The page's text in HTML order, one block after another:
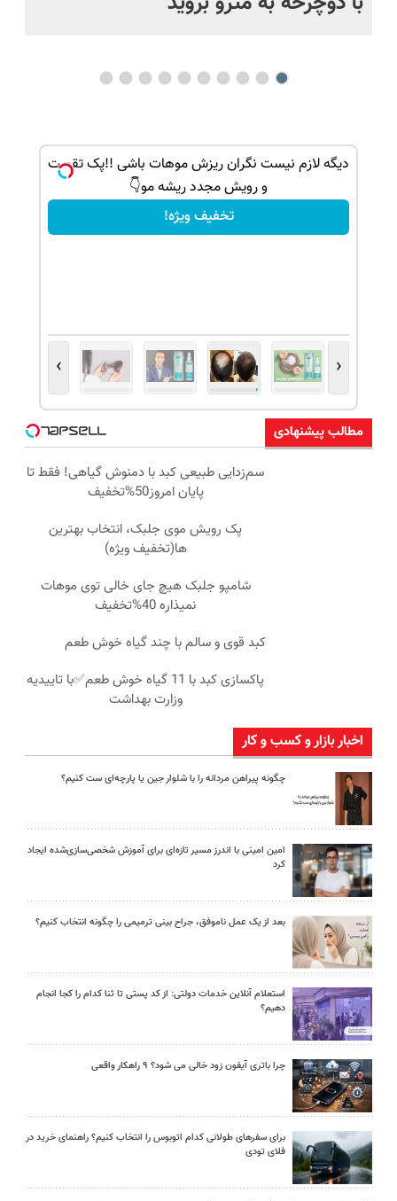
دیگه لازم نیست نگران ریزش موهات باشی !!پک تقویت
و رویش مجدد ریشه مو👇
تخفیف ویژه!
‹
›
مطالب پیشنهادی
سم‌زدایی طبیعی کبد با دمنوش گیاهی! فقط تا
پایان امروز50%تخفیف
پک رویش موی جلبک، انتخاب بهترین
ها(تخفیف ویژه)
شامپو جلبک هیچ جای خالی توی موهات
نمیذاره 40%تخفیف
کبد قوی و سالم با چند گیاه خوش طعم
پاکسازی کبد با 11 گیاه خوش طعم✅با تاییدیه
وزارت بهداشت
اخبار بازار و کسب و کار
چگونه پیراهن مردانه را با شلوار جین یا پارچه‌ای ست کنیم؟
امین امینی با اندرز مسیر تازه‌ای برای آموزش شخصی‌سازی‌شده ایجاد
کرد
بعد از یک عمل ناموفق، جراح بینی ترمیمی را چگونه انتخاب کنیم؟
استعلام آنلاین خدمات دولتی: از کد پستی تا ثنا کدام را کجا انجام
دهیم؟
چرا باتری آیفون زود خالی می شود؟ ۹ راهکار واقعی
برای سفرهای طولانی کدام اتوبوس را انتخاب کنیم؟ راهنمای خرید در
فلای تودی